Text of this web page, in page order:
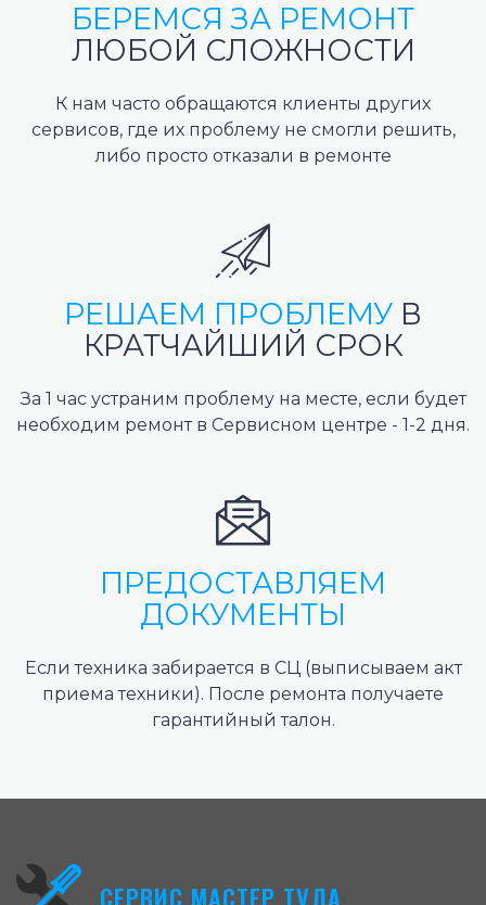
БЕРЕМСЯ ЗА РЕМОНТ
ЛЮБОЙ СЛОЖНОСТИ
К нам часто обращаются клиенты других
сервисов, где их проблему не смогли решить,
либо просто отказали в ремонте
РЕШАЕМ ПРОБЛЕМУ В
КРАТЧАЙШИЙ СРОК
За 1 час устраним проблему на месте, если будет
необходим ремонт в Сервисном центре - 1-2 дня.
ПРЕДОСТАВЛЯЕМ
ДОКУМЕНТЫ
Если техника забирается в СЦ (выписываем акт
приема техники). После ремонта получаете
гарантийный талон.
СЕРВИС МАСТЕР ТУЛА